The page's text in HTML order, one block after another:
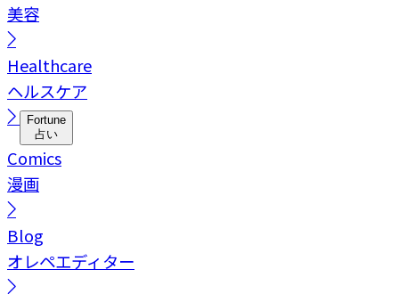
美容
Healthcare
ヘルスケア
Fortune
占い
Comics
漫画
Blog
オレペエディター